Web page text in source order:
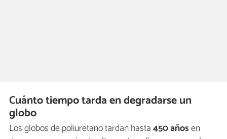
Cuánto tiempo tarda en degradarse un
globo
Los globos de poliuretano tardan hasta450 añosen